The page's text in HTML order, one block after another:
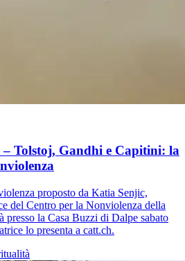
– Tolstoj, Gandhi e Capitini: la
proposto da Katia Senjic,
del Centro per la Nonviolenza della
presso la Casa Buzzi di Dalpe sabato
lo presenta a catt.ch.